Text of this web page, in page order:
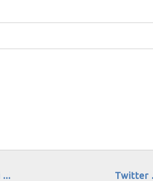
Twitter